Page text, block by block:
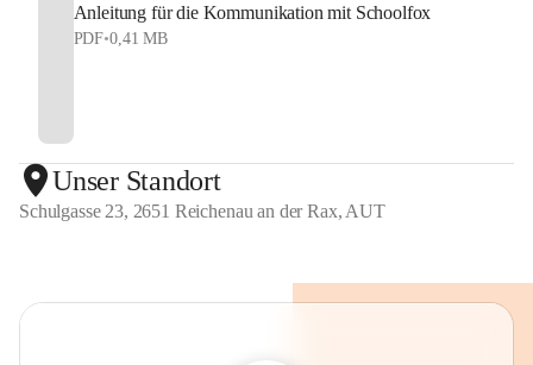
Anleitung für die Kommunikation mit Schoolfox
PDF•0,41 MB
Unser Standort
Schulgasse 23, 2651 Reichenau an der Rax, AUT